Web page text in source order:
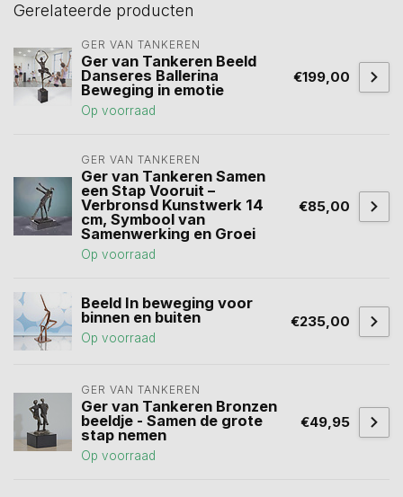
Gerelateerde producten
GER VAN TANKEREN
Ger van Tankeren Beeld
Danseres Ballerina
Beweging in emotie
Op voorraad
€199,00
GER VAN TANKEREN
Ger van Tankeren Samen
een Stap Vooruit –
Verbronsd Kunstwerk 14
cm, Symbool van
Samenwerking en Groei
Op voorraad
€85,00
Beeld In beweging voor
binnen en buiten
Op voorraad
€235,00
GER VAN TANKEREN
Ger van Tankeren Bronzen
beeldje - Samen de grote
stap nemen
Op voorraad
€49,95